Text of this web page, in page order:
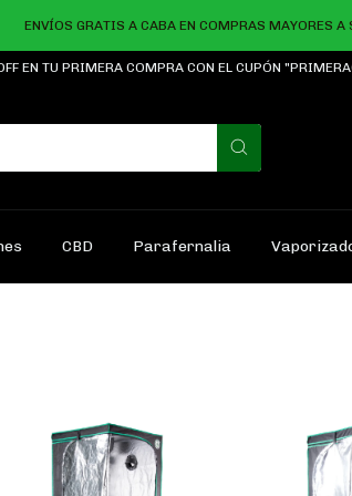
ENVÍOS GRATIS A CABA EN COMPRAS MAYORES A
EN TU PRIMERA COMPRA CON EL CUPÓN
CBD Parafernalia